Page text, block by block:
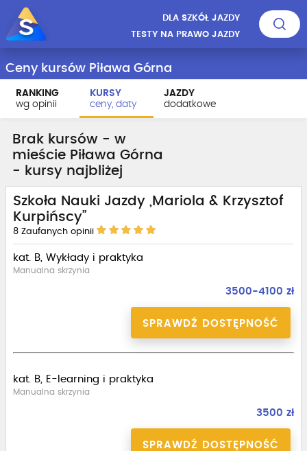
DLA SZKÓŁ JAZDY
TESTY NA PRAWO JAZDY
Ceny kursów Piława Górna
RANKING
wg opinii
KURSY
ceny, daty
JAZDY
dodatkowe
Brak kursów - w
mieście Piława Górna
- kursy najbliżej
Szkoła Nauki Jazdy „Mariola & Krzysztof
Kurpińscy”
8 Zaufanych opinii
kat. B, Wykłady i praktyka
Manualna skrzynia
3500-4100 zł
SPRAWDŹ DOSTĘPNOŚĆ
kat. B, E-learning i praktyka
Manualna skrzynia
3500 zł
SPRAWDŹ DOSTĘPNOŚĆ